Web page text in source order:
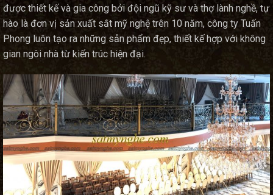
được thiết kế và gia công bởi đội ngũ kỹ sư và thợ lành nghề, tự
hào là đơn vị sản xuất sắt mỹ nghệ trên 10 năm, công ty Tuấn
Phong luôn tạo ra những sản phẩm đẹp, thiết kế hợp với không
gian ngôi nhà từ kiến trúc hiện đại.